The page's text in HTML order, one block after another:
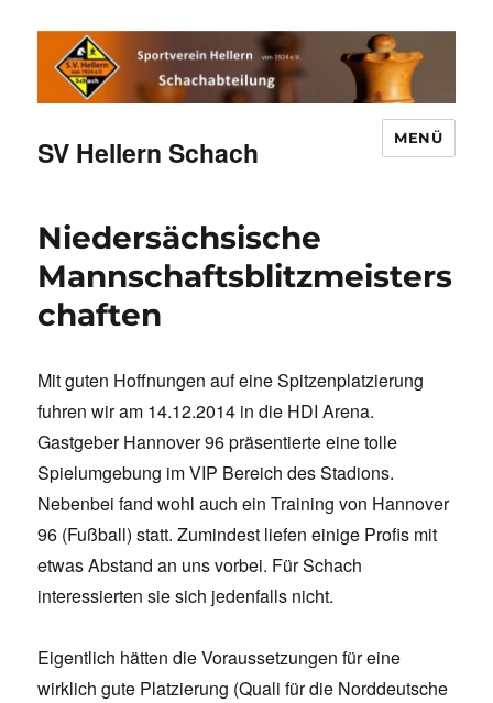
SV Hellern Schach MENÜ
Niedersächsische
Mannschaftsblitzmeisters
chaften
Mit guten Hoffnungen auf eine Spitzenplatzierung
fuhren wir am 14.12.2014 in die HDI Arena.
Gastgeber Hannover 96 präsentierte eine tolle
Spielumgebung im VIP Bereich des Stadions.
Nebenbei fand wohl auch ein Training von Hannover
96 (Fußball) statt. Zumindest liefen einige Profis mit
etwas Abstand an uns vorbei. Für Schach
interessierten sie sich jedenfalls nicht.
Eigentlich hätten die Voraussetzungen für eine
wirklich gute Platzierung (Quali für die Norddeutsche